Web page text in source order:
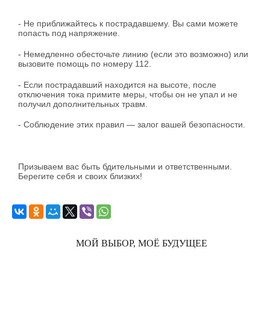
- Не приближайтесь к пострадавшему. Вы сами можете
попасть под напряжение.
- Немедленно обесточьте линию (если это возможно) или
вызовите помощь по номеру 112.
- Если пострадавший находится на высоте, после
отключения тока примите меры, чтобы он не упал и не
получил дополнительных травм.
- Соблюдение этих правил — залог вашей безопасности.
Призываем вас быть бдительными и ответственными.
Берегите себя и своих близких!
МОЙ ВЫБОР, МОЁ БУДУЩЕЕ